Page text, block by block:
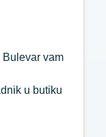
vam
u butiku